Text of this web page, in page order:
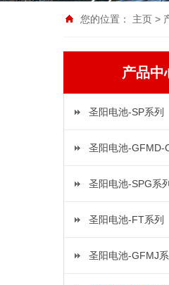
您的位置： 主页 >
产品中
圣阳电池-SP系列
圣阳电池-GFMD-
圣阳电池-SPG系列
圣阳电池-FT系列
圣阳电池-GFMJ系